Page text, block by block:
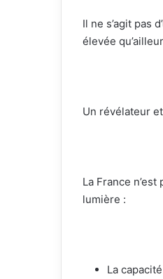
Il ne s’agit pas
élevée
Un révélateur
La France
lumière :
La